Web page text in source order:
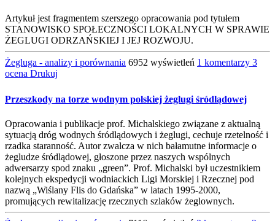
Artykuł jest fragmentem szerszego opracowania pod tytułem
STANOWISKO SPOŁECZNOŚCI LOKALNYCH W SPRAWIE
ŻEGLUGI ODRZAŃSKIEJ I JEJ ROZWOJU.
Żegluga - analizy i porównania 6952 wyświetleń 1 komentarzy 3
ocena Drukuj
Przeszkody na torze wodnym polskiej żeglugi śródlądowej
Opracowania i publikacje prof. Michalskiego związane z aktualną
sytuacją dróg wodnych śródlądowych i żeglugi, cechuje rzetelność i
rzadka staranność. Autor zwalcza w nich bałamutne informacje o
żegludze śródlądowej, głoszone przez naszych wspólnych
adwersarzy spod znaku „green”. Prof. Michalski był uczestnikiem
kolejnych ekspedycji wodniackich Ligi Morskiej i Rzecznej pod
nazwą „Wiślany Flis do Gdańska” w latach 1995-2000,
promujących rewitalizację rzecznych szlaków żeglownych.